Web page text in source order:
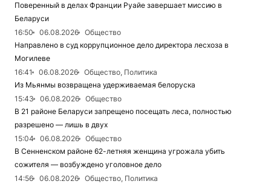
Поверенный в делах Франции Руайе завершает миссию в
Беларуси
16:50
06.08.2026
Общество
Направлено в суд коррупционное дело директора лесхоза в
Могилеве
16:41
06.08.2026
Общество, Политика
Из Мьянмы возвращена удерживаемая белоруска
15:43
06.08.2026
Общество
В 21 районе Беларуси запрещено посещать леса, полностью
разрешено — лишь в двух
15:04
06.08.2026
Общество
В Сенненском районе 62-летняя женщина угрожала убить
сожителя — возбуждено уголовное дело
14:56
06.08.2026
Общество, Политика